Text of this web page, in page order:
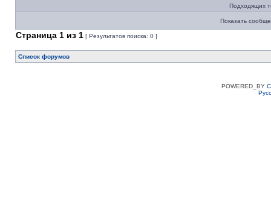
Подходящих
Показать
Страница 1 из 1 [ Результатов поиска: 0 ]
Список форумов
POWERED_BY